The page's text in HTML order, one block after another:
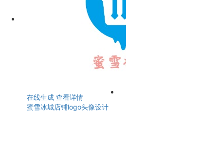
在线生成 查看详情
蜜雪冰城店铺logo头像设计